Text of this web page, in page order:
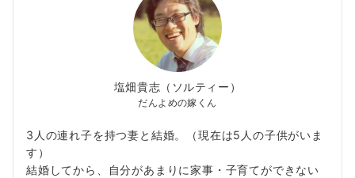
塩畑貴志（ソルティー）
だんよめの嫁くん
3人の連れ子を持つ妻と結婚。（現在は5人の子供がいま
す）
結婚してから、自分があまりに家事・子育てができない